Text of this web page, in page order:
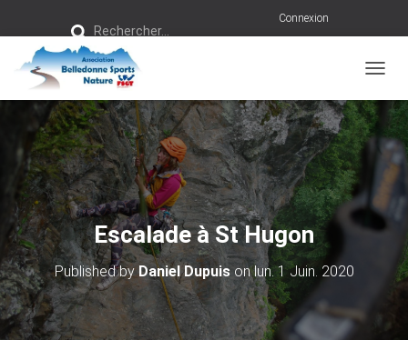
h
e
r
:
Rechercher…
Connexion
Escalade à St Hugon
Published byDaniel Dupuisonlun. 1 Juin. 2020